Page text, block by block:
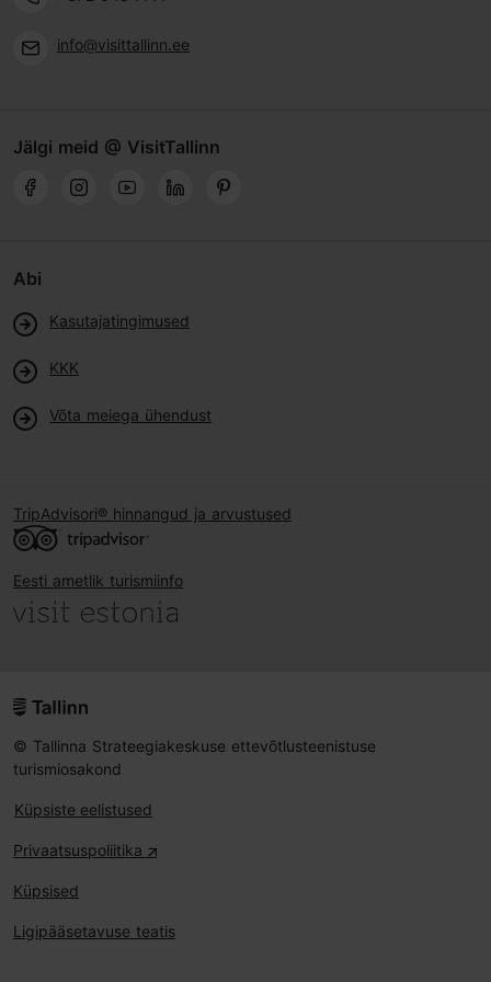
info@visittallinn.ee
Jälgi meid @ VisitTallinn
Abi
Kasutajatingimused
KKK
Võta meiega ühendust
TripAdvisori® hinnangud ja arvustused
Eesti ametlik turismiinfo
© Tallinna Strateegiakeskuse ettevõtlusteenistuse
turismiosakond
Küpsiste eelistused
Privaatsuspoliitika
Küpsised
Ligipääsetavuse teatis